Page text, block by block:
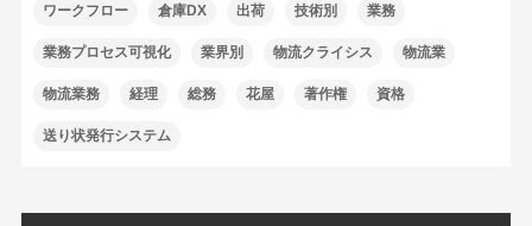
ワークフロー 倉庫DX 出荷 技術別 業務
業務プロセス可視化 業界別 物流クライシス 物流業
物流業務 経理 総務 花屋 著作権 資格
送り状発行システム